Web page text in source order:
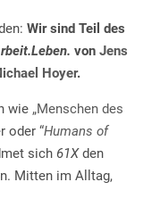
Wir sind Teil des
von Jens
Hoyer.
wie „Menschen des
oder “Humans of
sich 61Xden
Mitten im Alltag,